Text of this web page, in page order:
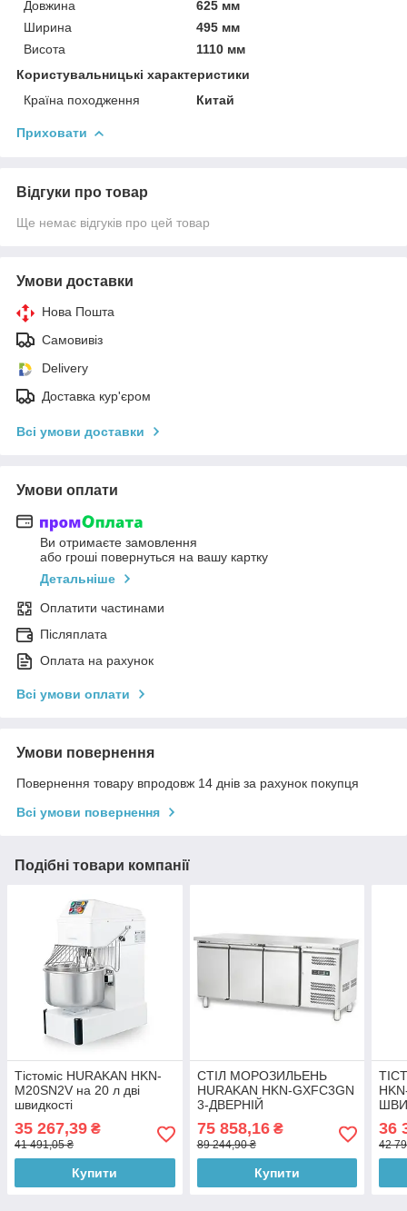
Довжина
625 мм
Ширина
495 мм
Висота
1110 мм
Користувальницькі характеристики
Країна походження
Китай
Приховати
Відгуки про товар
Ще немає відгуків про цей товар
Умови доставки
Нова Пошта
Самовивіз
Delivery
Доставка кур'єром
Всі умови доставки
Умови оплати
Ви отримаєте замовлення
або гроші повернуться на вашу картку
Детальніше
Оплатити частинами
Післяплата
Оплата на рахунок
Всі умови оплати
Умови повернення
Повернення товару впродовж 14 днів за рахунок покупця
Всі умови повернення
Подібні товари компанії
Тістоміс HURAKAN HKN-
M20SN2V на 20 л дві
швидкості
35 267,39 ₴
41 491,05 ₴
Купити
СТІЛ МОРОЗИЛЬЕНЬ
HURAKAN HKN-GXFC3GN
3-ДВЕРНІЙ
75 858,16₴
89 244,90 ₴
Купити
36
42